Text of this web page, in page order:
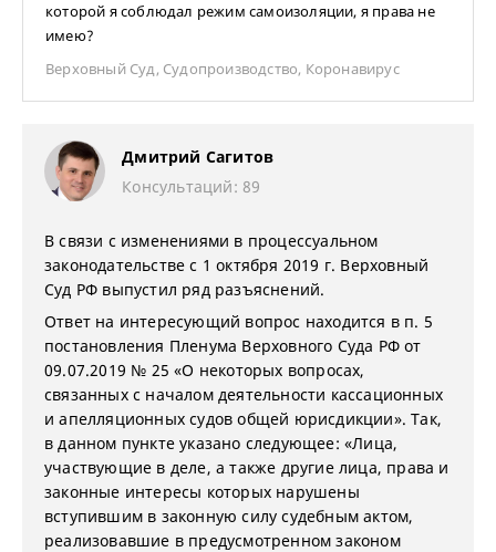
которой я соблюдал режим самоизоляции, я права не
имею?
Верховный Суд, Судопроизводство, Коронавирус
Дмитрий Сагитов
Консультаций: 89
В связи с изменениями в процессуальном
законодательстве с 1 октября 2019 г. Верховный
Суд РФ выпустил ряд разъяснений.
Ответ на интересующий вопрос находится в п. 5
постановления Пленума Верховного Суда РФ от
09.07.2019 № 25 «О некоторых вопросах,
связанных с началом деятельности кассационных
и апелляционных судов общей юрисдикции». Так,
в данном пункте указано следующее: «Лица,
участвующие в деле, а также другие лица, права и
законные интересы которых нарушены
вступившим в законную силу судебным актом,
реализовавшие в предусмотренном законом